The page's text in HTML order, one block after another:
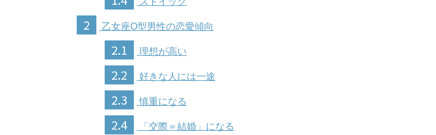
2 乙女座O型男性の恋愛傾向
2.1 理想が高い
2.2 好きな人には一途
2.3 慎重になる
2.4 「交際＝結婚」になる